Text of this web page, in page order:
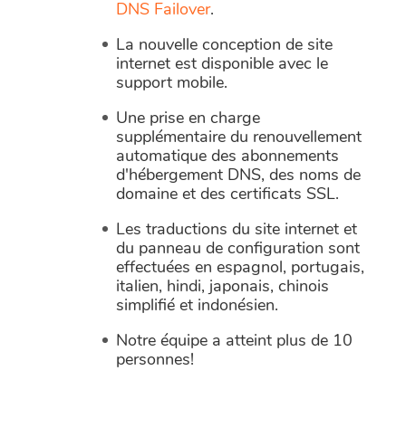
DNS Failover.
La nouvelle conception de site
internet est disponible avec le
support mobile.
Une prise en charge
supplémentaire du renouvellement
automatique des abonnements
d'hébergement DNS, des noms de
domaine et des certificats SSL.
Les traductions du site internet et
du panneau de configuration sont
effectuées en espagnol, portugais,
italien, hindi, japonais, chinois
simplifié et indonésien.
Notre équipe a atteint plus de 10
personnes!